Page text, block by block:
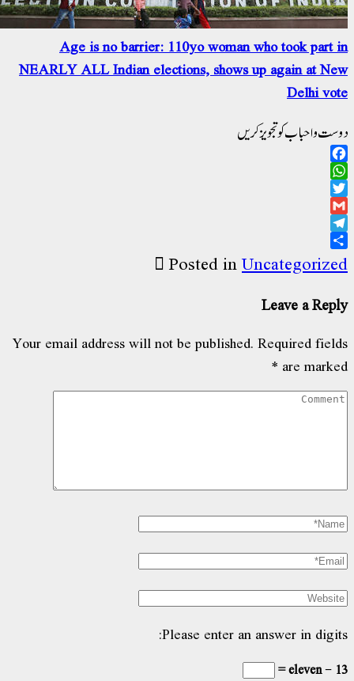
Age is no barrier: 110yo woman who took part
NEARLY ALL Indian elections, shows up again at
Delhi
و احباب کو تجویز کریں
Posted in
Leave a
Your email address will not be published. Required
are
*
Please enter an answer in